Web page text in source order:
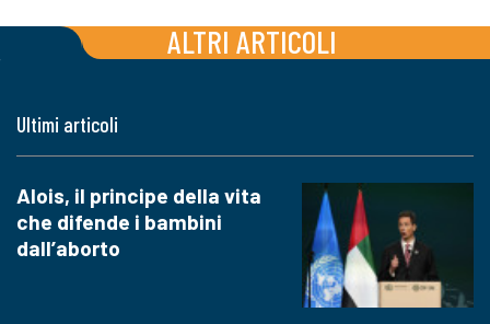
ALTRI ARTICOLI
Ultimi articoli
Alois, il principe della vita
che difende i bambini
dall’aborto